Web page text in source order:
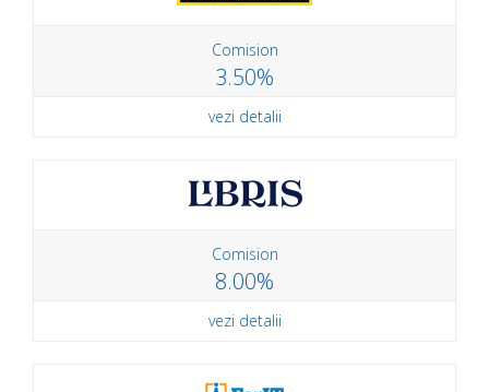
Comision
3.50%
vezi detalii
Comision
8.00%
vezi detalii